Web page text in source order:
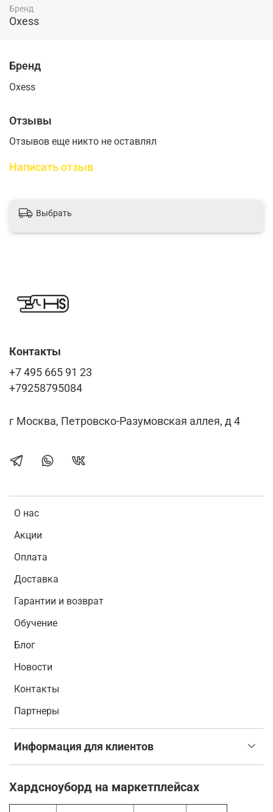
Бренд
Oxess
Бренд
Oxess
Отзывы
Отзывов еще никто не оставлял
Написать отзыв
Выбрать
О нас
Акции
Оплата
Доставка
Гарантии и возврат
Обучение
Блог
Новости
Контакты
Партнеры
Информация для клиентов
Контакты
+7 495 665 91 23
+79258795084
г Москва, Петровско-Разумовская аллея, д 4
Хардсноуборд на маркетплейсах